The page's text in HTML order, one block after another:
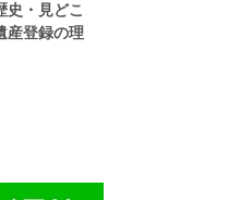
史・見どこ
産登録の理